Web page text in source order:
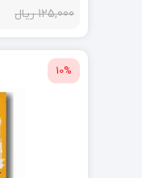
125,000 ریال
10%